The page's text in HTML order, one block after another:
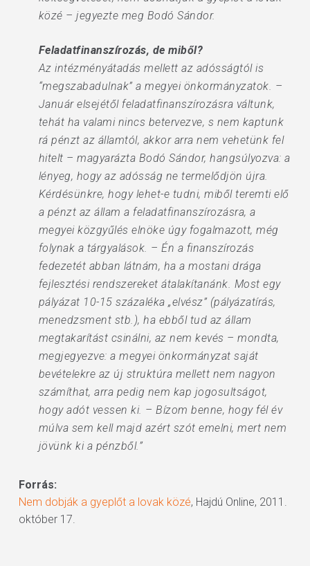
közé – jegyezte meg Bodó Sándor.
Feladatfinanszírozás, de miből?
Az intézményátadás mellett az adósságtól is
“megszabadulnak” a megyei önkormányzatok. –
Január elsejétől feladatfinanszírozásra váltunk,
tehát ha valami nincs betervezve, s nem kaptunk
rá pénzt az államtól, akkor arra nem vehetünk fel
hitelt – magyarázta Bodó Sándor, hangsúlyozva: a
lényeg, hogy az adósság ne termelődjön újra.
Kérdésünkre, hogy lehet-e tudni, miből teremti elő
a pénzt az állam a feladatfinanszírozásra, a
megyei közgyűlés elnöke úgy fogalmazott, még
folynak a tárgyalások. – Én a finanszírozás
fedezetét abban látnám, ha a mostani drága
fejlesztési rendszereket átalakítanánk. Most egy
pályázat 10-15 százaléka „elvész” (pályázatírás,
menedzsment stb.), ha ebből tud az állam
megtakarítást csinálni, az nem kevés – mondta,
megjegyezve: a megyei önkormányzat saját
bevételekre az új struktúra mellett nem nagyon
számíthat, arra pedig nem kap jogosultságot,
hogy adót vessen ki. – Bízom benne, hogy fél év
múlva sem kell majd azért szót emelni, mert nem
jövünk ki a pénzből.”
Forrás:
Nem dobják a gyeplőt a lovak közé, Hajdú Online, 2011.
október 17.